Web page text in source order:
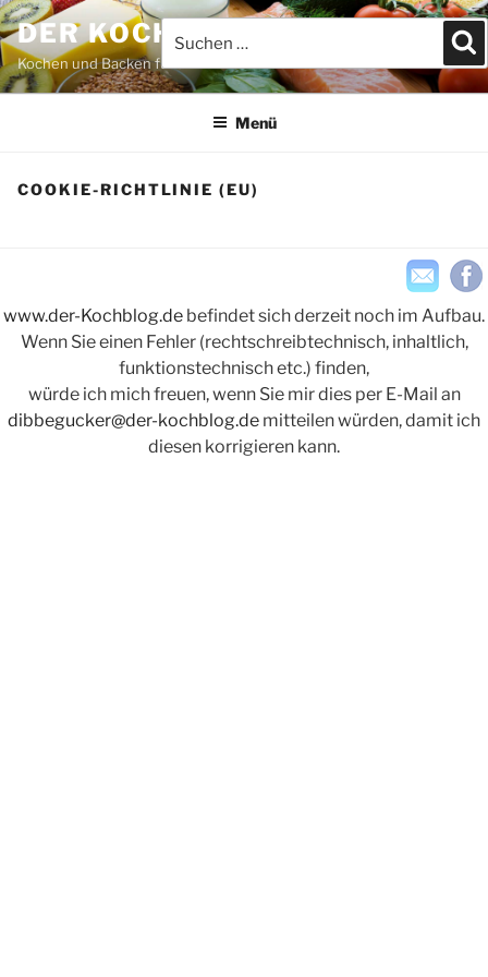
Zum
Inhalt
springen
DER KOCHBLOG
Kochen und Backen für JEDEFRAU & JEDERMANN
Suchen
nach:
Menü
COOKIE-RICHTLINIE (EU)
www.der-Kochblog.de befindet sich derzeit noch im Aufbau.
Wenn Sie einen Fehler (rechtschreibtechnisch, inhaltlich,
funktionstechnisch etc.) finden,
würde ich mich freuen, wenn Sie mir dies per E-Mail an
dibbegucker@der-kochblog.de mitteilen würden, damit ich
diesen korrigieren kann.